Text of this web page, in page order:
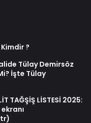
?
Tülay Demirsöz
İşte Tülay
TAĞŞİŞ LİSTESİ 2025: